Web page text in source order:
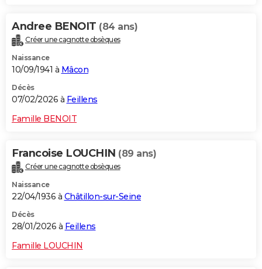
Andree BENOIT (84 ans)
Créer une cagnotte obsèques
Naissance
10/09/1941 à Mâcon
Décès
07/02/2026 à Feillens
Famille BENOIT
Francoise LOUCHIN (89 ans)
Créer une cagnotte obsèques
Naissance
22/04/1936 à Châtillon-sur-Seine
Décès
28/01/2026 à Feillens
Famille LOUCHIN